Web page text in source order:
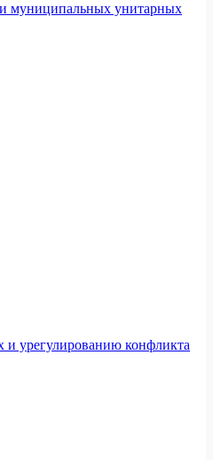
и муниципальных унитарных
урегулированию конфликта